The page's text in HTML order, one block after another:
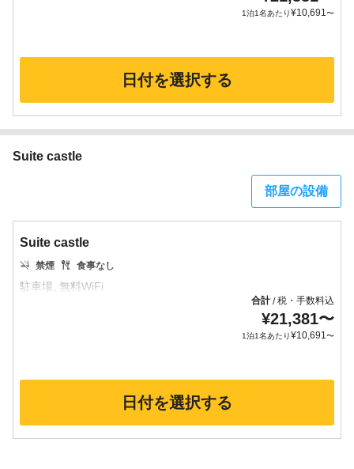
1泊1名あたり¥10,691〜
日付を選択する
Suite castle
部屋の設備
Suite castle
禁煙 食事なし
合計/税・手数料込
¥21,381〜
1泊1名あたり¥10,691〜
日付を選択する